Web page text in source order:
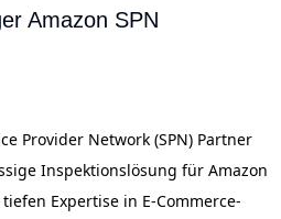
Amazon SPN
Provider Network (SPN) Partner
Inspektionslösung für Amazon
Expertise in E-Commerce-